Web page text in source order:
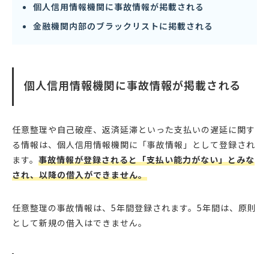
個人信用情報機関に事故情報が掲載される
金融機関内部のブラックリストに掲載される
個人信用情報機関に事故情報が掲載される
任意整理や自己破産、返済延滞といった支払いの遅延に関す
る情報は、個人信用情報機関に「事故情報」として登録され
ます。 事故情報が登録されると「支払い能力がない」とみな
され、以降の借入ができません。
任意整理の事故情報は、5年間登録されます。5年間は、原則
として新規の借入はできません。